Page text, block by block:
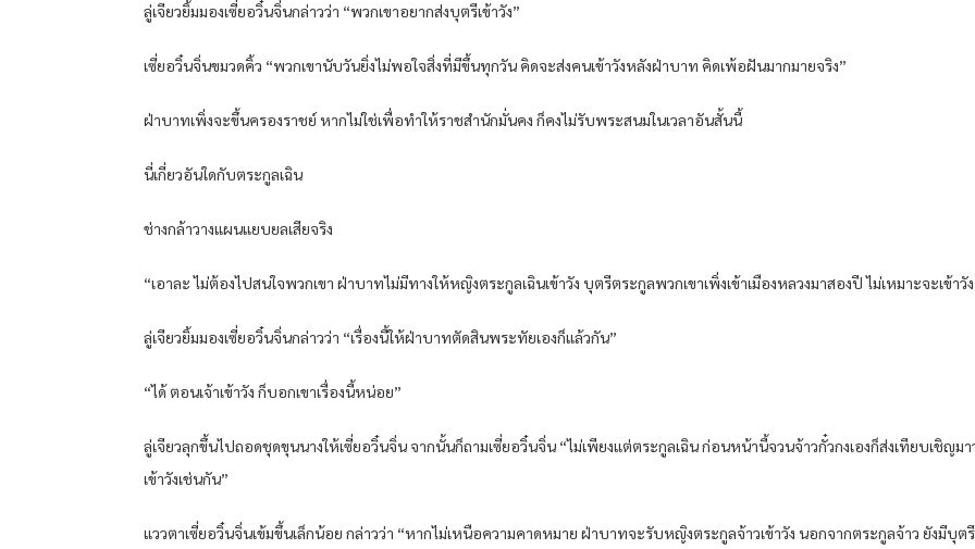
ลู่เจียวยิ้มมองเซี่ยอวิ๋นจิ่นกล่าวว่า “พวกเขาอยากส่งบุตรีเข้าวัง”
เซี่ยอวิ๋นจิ่นขมวดคิ้ว “พวกเขานับวันยิ่งไม่พอใจสิ่งที่มีขึ้นทุกวัน คิดจะส่งคนเข้าวังหลังฝ่าบาท คิดเพ้อฝันมากมายจริง”
ฝ่าบาทเพิ่งจะขึ้นครองราชย์ หากไม่ใช่เพื่อทำให้ราชสำนักมั่นคง ก็คงไม่รับพระสนมในเวลาอันสั้นนี้
นี่เกี่ยวอันใดกับตระกูลเฉิน
ช่างกล้าวางแผนแยบยลเสียจริง
“เอาละ ไม่ต้องไปสนใจพวกเขา ฝ่าบาทไม่มีทางให้หญิงตระกูลเฉินเข้าวัง บุตรีตระกูลพวกเขาเพิ่งเข้าเมืองหลวงมาสองปี ไม่เหมาะจะเข้าวั
ลู่เจียวยิ้มมองเซี่ยอวิ๋นจิ่นกล่าวว่า “เรื่องนี้ให้ฝ่าบาทตัดสินพระทัยเองก็แล้วกัน”
“ได้ ตอนเจ้าเข้าวัง ก็บอกเขาเรื่องนี้หน่อย”
ลู่เจียวลุกขึ้นไปถอดชุดขุนนางให้เซี่ยอวิ๋นจิ่น จากนั้นก็ถามเซี่ยอวิ๋นจิ่น “ไม่เพียงแต่ตระกูลเฉิน ก่อนหน้านี้จวนจ้าวกั๋วกงเองก็ส่งเทียบเชิญม
เข้าวังเช่นกัน”
แววตาเซี่ยอวิ๋นจิ่นเข้มขึ้นเล็กน้อย กล่าวว่า “หากไม่เหนือความคาดหมาย ฝ่าบาทจะรับหญิงตระกูลจ้าวเข้าวัง นอกจากตระกูลจ้าว ยังมี